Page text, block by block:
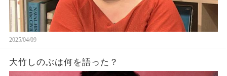
2025/04/09
大竹しのぶは何を語った？